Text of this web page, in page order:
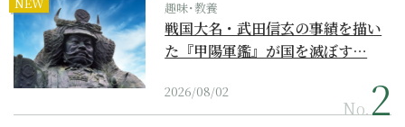
趣味･教養
戦国大名・武田信玄の事績を描い
た『甲陽軍鑑』が国を滅ぼす…
2026/08/02
No.